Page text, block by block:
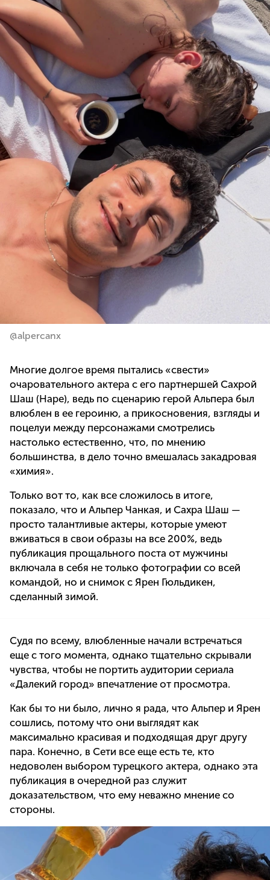
@alpercanx
Многие долгое время пытались «свести»
очаровательного актера с его партнершей Сахрой
Шаш (Наре), ведь по сценарию герой Альпера был
влюблен в ее героиню, а прикосновения, взгляды и
поцелуи между персонажами смотрелись
настолько естественно, что, по мнению
большинства, в дело точно вмешалась закадровая
«химия».
Только вот то, как все сложилось в итоге,
показало, что и Альпер Чанкая, и Сахра Шаш —
просто талантливые актеры, которые умеют
вживаться в свои образы на все 200%, ведь
публикация прощального поста от мужчины
включала в себя не только фотографии со всей
командой, но и снимок с Ярен Гюльдикен,
сделанный зимой.
Судя по всему, влюбленные начали встречаться
еще с того момента, однако тщательно скрывали
чувства, чтобы не портить аудитории сериала
«Далекий город» впечатление от просмотра.
Как бы то ни было, лично я рада, что Альпер и Ярен
сошлись, потому что они выглядят как
максимально красивая и подходящая друг другу
пара. Конечно, в Сети все еще есть те, кто
недоволен выбором турецкого актера, однако эта
публикация в очередной раз служит
доказательством, что ему неважно мнение со
стороны.